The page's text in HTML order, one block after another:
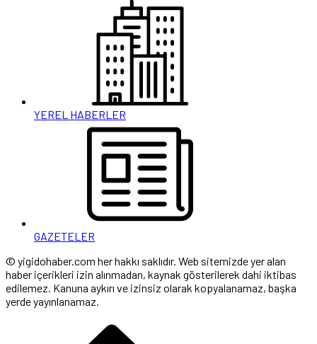
YEREL HABERLER
GAZETELER
© yigidohaber.com her hakkı saklıdır. Web sitemizde yer alan
haber içerikleri izin alınmadan, kaynak gösterilerek dahi iktibas
edilemez. Kanuna aykırı ve izinsiz olarak kopyalanamaz, başka
yerde yayınlanamaz.